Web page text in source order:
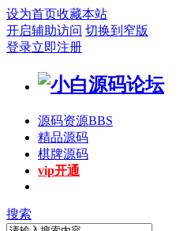
设为首页收藏本站
开启辅助访问 切换到窄版
登录立即注册
源码资源BBS
精品源码
棋牌源码
vip开通
搜索